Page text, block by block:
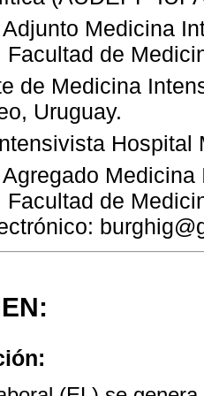
Medicina
Facultad de
de Medicina
Uruguay.
Hospital
Facultad de